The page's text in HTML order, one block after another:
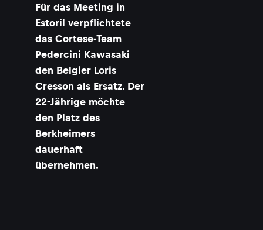
Für das Meeting in
Estoril verpflichtete
das Cortese-Team
Pedercini Kawasaki
den Belgier Loris
Cresson als Ersatz. Der
22-Jährige möchte
den Platz des
Berkheimers
dauerhaft
übernehmen.